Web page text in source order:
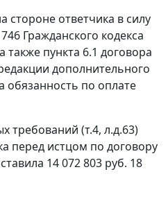
стороне ответчика в силу
746 Гражданского кодекса
пункта 6.1 договора
дополнительного
обязанность по оплате
требований (т.4, л.д.63)
перед истцом по договору
14 072 803 руб. 18